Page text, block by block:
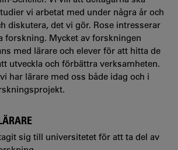
vi arbetat med under några år och
diskutera, det vi gör. Rose intresserar
forskning. Mycket av forskningen
med lärare och elever för att hitta de
utveckla och förbättra verksamheten.
har lärare med oss både idag och i
sig till universitetet för att ta del av